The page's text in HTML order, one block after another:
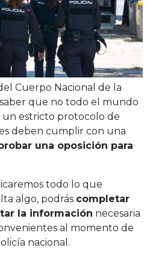
Cuerpo Nacional de la
que no todo el mundo
un estricto protocolo de
deben cumplir con una
una oposición para
todo lo que
algo, podrás completar
la información necesaria
al momento de
nacional.